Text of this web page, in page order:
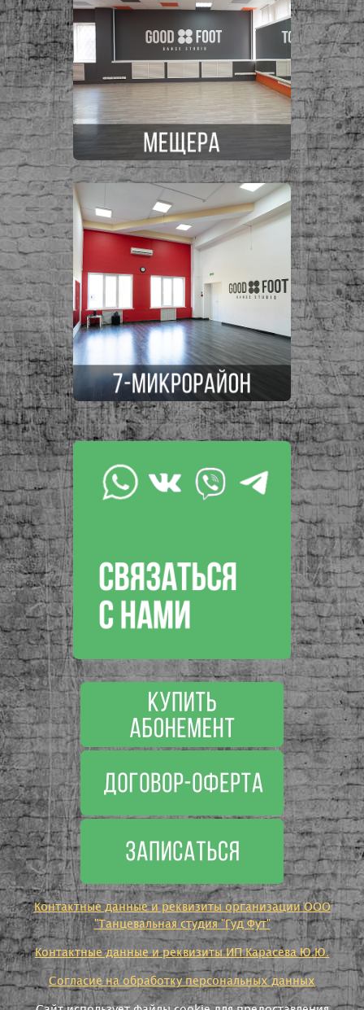
Контактные данные и реквизиты организации ООО
"Танцевальная студия "Гуд Фут"
Контактные данные и реквизиты ИП Карасева Ю.Ю.
Согласие на обработку персональных данных